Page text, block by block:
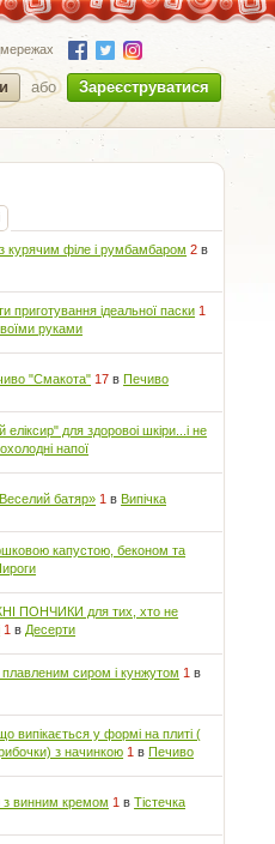
або Зареєструватися
курячим філе і румбамбаром 2 в
приготування ідеальної паски 1
руками
"Смакота" 17 вПечиво
еліксир" для здоровоі шкіри...і не
напої
батяр» 1 вВипічка
капустою, беконом та
ПОНЧИКИ для тих, хто не
1 в Десерти
сиром і кунжутом 1 в
випікається у формі на плиті (
з начинкою 1 вПечиво
з винним кремом 1 вТістечка